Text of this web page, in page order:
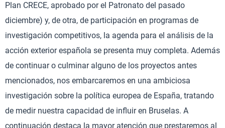
Plan CRECE, aprobado por el Patronato del pasado
diciembre) y, de otra, de participación en programas de
investigación competitivos, la agenda para el análisis de la
acción exterior española se presenta muy completa. Además
de continuar o culminar alguno de los proyectos antes
mencionados, nos embarcaremos en una ambiciosa
investigación sobre la política europea de España, tratando
de medir nuestra capacidad de influir en Bruselas. A
continuación destaca la mayor atención que prestaremos al